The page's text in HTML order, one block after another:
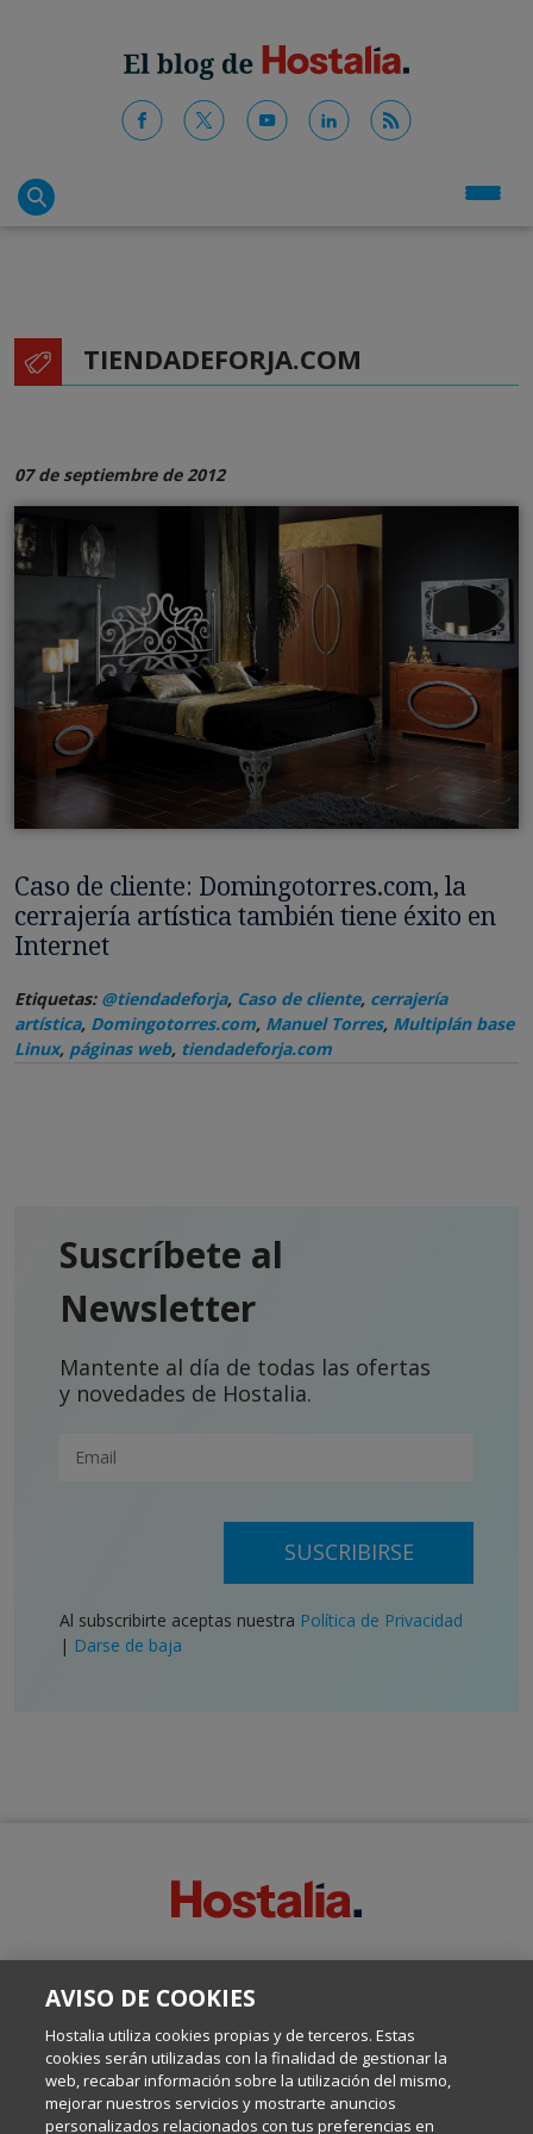
TIENDADEFORJA.COM
07 de septiembre de 2012
Caso de cliente: Domingotorres.com, la
cerrajería artística también tiene éxito en
Internet
Etiquetas: @tiendadeforja, Caso de cliente, cerrajería
artística, Domingotorres.com, Manuel Torres, Multiplán base
Linux, páginas web, tiendadeforja.com
Suscríbete al
Newsletter
Mantente al día de todas las ofertas
y novedades de Hostalia.
SUSCRIBIRSE
Al subscribirte aceptas nuestra Política de Privacidad
| Darse de baja
Escrito por el equipo de Comunicación de Hostalia, dirigido por
Internet y Tecnología.
Política de privacidad
AVISO DE COOKIES
Hostalia utiliza cookies propias y de terceros. Estas
cookies serán utilizadas con la finalidad de gestionar la
web, recabar información sobre la utilización del mismo,
mejorar nuestros servicios y mostrarte anuncios
personalizados relacionados con tus preferencias en